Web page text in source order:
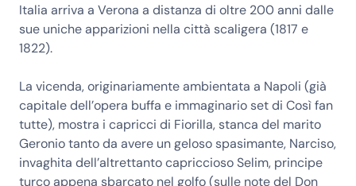
Italia arriva a Verona a distanza di oltre 200 anni dalle
sue uniche apparizioni nella città scaligera (1817 e
1822).
La vicenda, originariamente ambientata a Napoli (già
capitale dell’opera buffa e immaginario set di Così fan
tutte), mostra i capricci di Fiorilla, stanca del marito
Geronio tanto da avere un geloso spasimante, Narciso,
invaghita dell’altrettanto capriccioso Selim, principe
turco appena sbarcato nel golfo (sulle note del Don